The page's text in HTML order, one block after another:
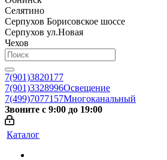
Селятино
Серпухов Борисовское шоссе
Серпухов ул.Новая
Чехов
7(901)3820177
7(901)3328996Освещение
7(499)7077157Многоканальный
Звоните с 9:00 до 19:00
Каталог